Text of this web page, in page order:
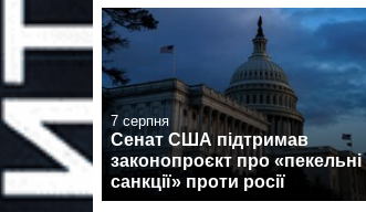
7 серпня
Сенат США підтримав
законопроєкт про «пекельні
санкції» проти росії